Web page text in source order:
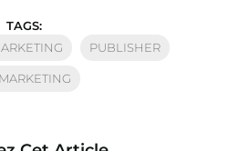
TAGS:
PUBLISHER